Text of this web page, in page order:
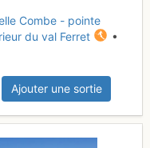
Combe - pointe
du val Ferret
•
Ajouter une sortie